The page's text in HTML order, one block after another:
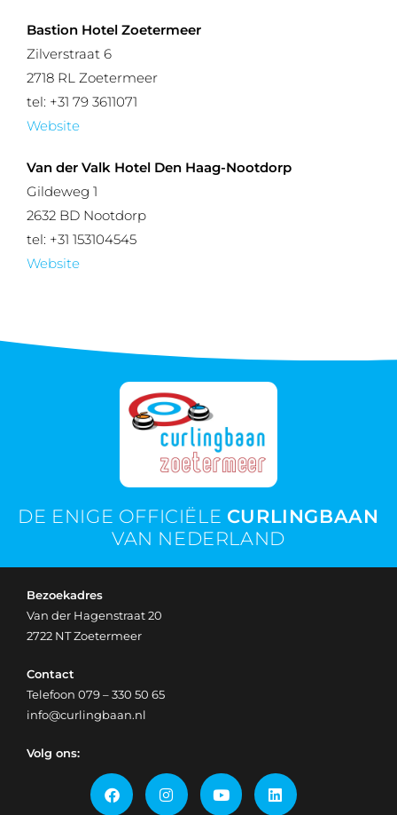
Bastion Hotel Zoetermeer
Zilverstraat 6
2718 RL Zoetermeer
tel: +31 79 3611071
Website
Van der Valk Hotel Den Haag-Nootdorp
Gildeweg 1
2632 BD Nootdorp
tel: +31 153104545
Website
DE ENIGE OFFICIËLE CURLINGBAAN
VAN NEDERLAND
Bezoekadres
Van der Hagenstraat 20
2722 NT Zoetermeer
Contact
Telefoon 079 – 330 50 65
info@curlingbaan.nl
Volg ons: